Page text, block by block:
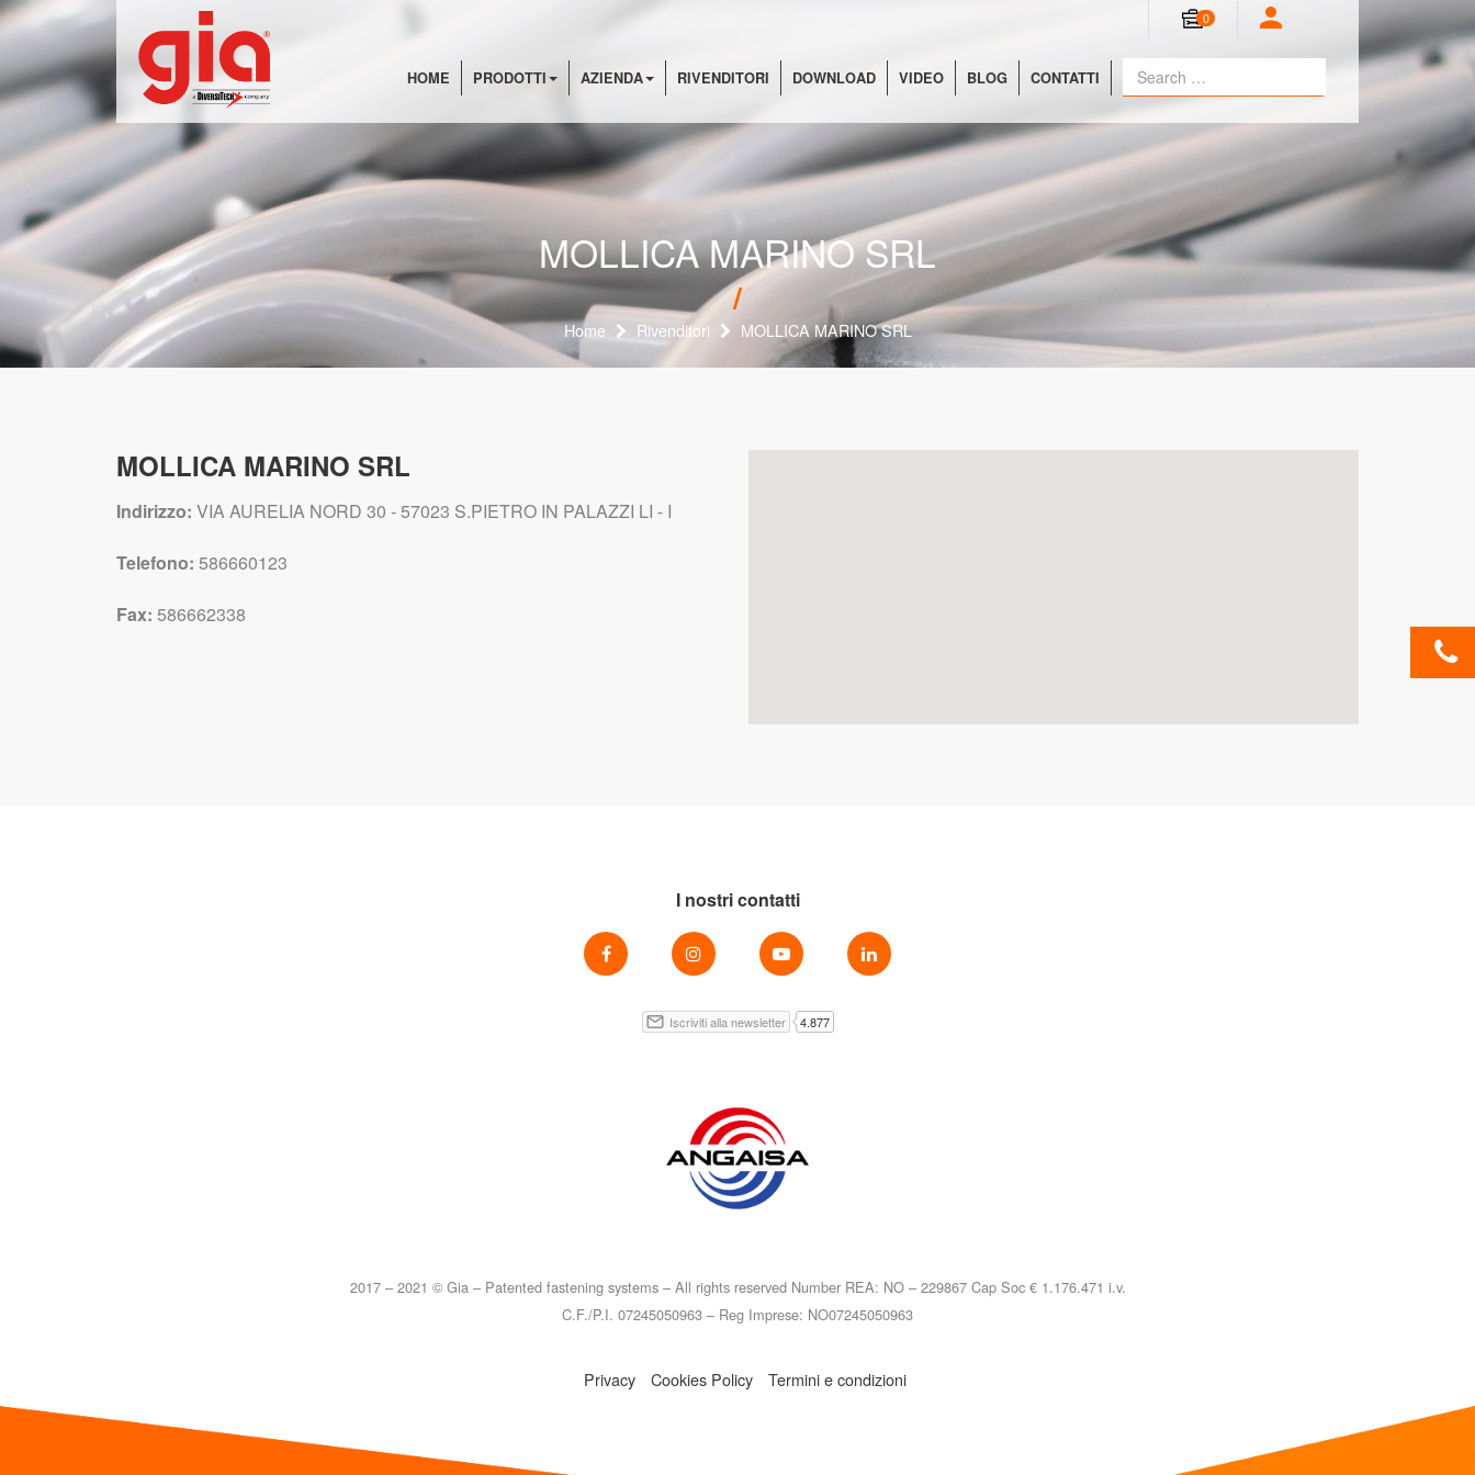
0
HOME PRODOTTI AZIENDA RIVENDITORI DOWNLOAD VIDEO BLOG CONTATTI
MOLLICA MARINO SRL
Home Rivenditori MOLLICA MARINO SRL
MOLLICA MARINO SRL
Indirizzo: VIA AURELIA NORD 30 - 57023 S.PIETRO IN PALAZZI LI - I
Telefono: 586660123
Fax: 586662338
I nostri contatti
2017 – 2021 © Gia – Patented fastening systems – All rights reserved Number REA: NO – 229867 Cap Soc € 1.176.471 i.v.
C.F./P.I. 07245050963 – Reg Imprese: NO07245050963
Privacy Cookies Policy Termini e condizioni